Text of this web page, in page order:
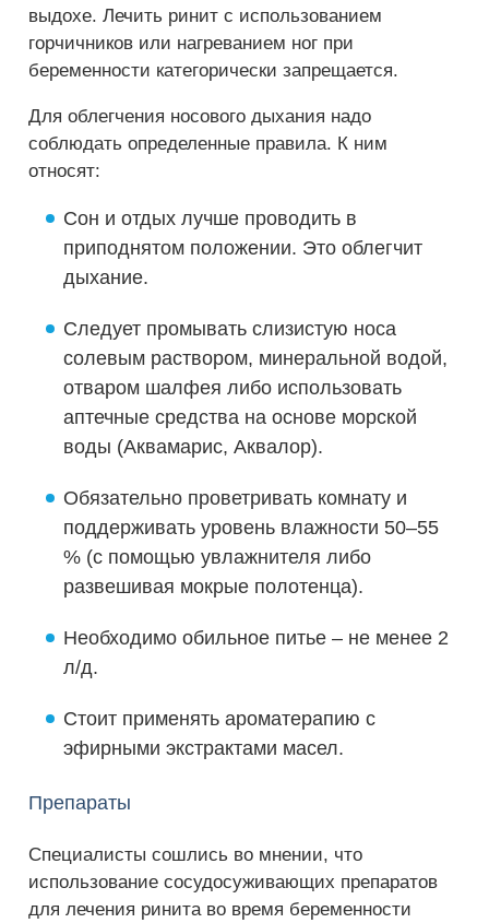
выдохе. Лечить ринит с использованием
горчичников или нагреванием ног при
беременности категорически запрещается.
Для облегчения носового дыхания надо
соблюдать определенные правила. К ним
относят:
Сон и отдых лучше проводить в
приподнятом положении. Это облегчит
дыхание.
Следует промывать слизистую носа
солевым раствором, минеральной водой,
отваром шалфея либо использовать
аптечные средства на основе морской
воды (Аквамарис, Аквалор).
Обязательно проветривать комнату и
поддерживать уровень влажности 50–55
% (с помощью увлажнителя либо
развешивая мокрые полотенца).
Необходимо обильное питье – не менее 2
л/д.
Стоит применять ароматерапию с
эфирными экстрактами масел.
Препараты
Специалисты сошлись во мнении, что
использование сосудосуживающих препаратов
для лечения ринита во время беременности